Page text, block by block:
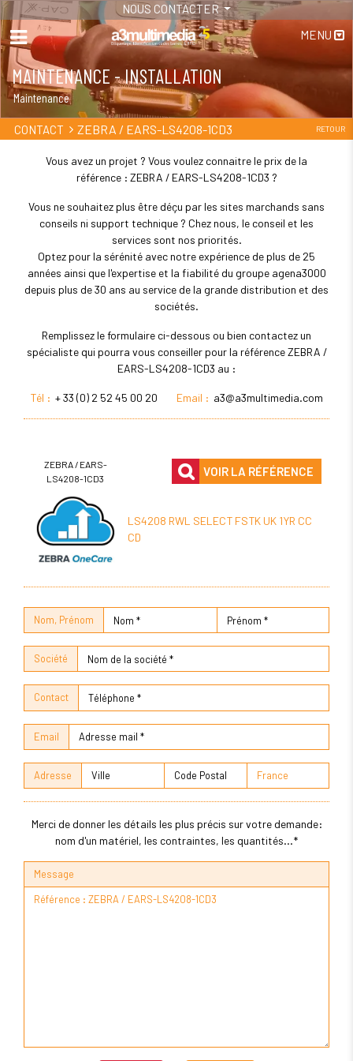
NOUS CONTACTER
MENU
MAINTENANCE - INSTALLATION
Maintenance
CONTACT ZEBRA / EARS-LS4208-1CD3 RETOUR
Vous avez un projet ? Vous voulez connaitre le prix de la
référence : ZEBRA / EARS-LS4208-1CD3 ?
Vous ne souhaitez plus être déçu par les sites marchands sans
conseils ni support technique ? Chez nous, le conseil et les
services sont nos priorités.
Optez pour la sérénité avec notre expérience de plus de 25
années ainsi que l'expertise et la fiabilité du groupe agena3000
depuis plus de 30 ans au service de la grande distribution et des
sociétés.
Remplissez le formulaire ci-dessous ou bien contactez un
spécialiste qui pourra vous conseiller pour la référence ZEBRA /
EARS-LS4208-1CD3 au :
Tél : + 33 (0) 2 52 45 00 20 Email : a3@a3multimedia.com
ZEBRA / EARS-
LS4208-1CD3
VOIR LA RÉFÉRENCE
LS4208 RWL SELECT FSTK UK 1YR CC
CD
Nom, Prénom
Société
Contact
Email
Adresse
Merci de donner les détails les plus précis sur votre demande:
nom d'un matériel, les contraintes, les quantités...*
Message